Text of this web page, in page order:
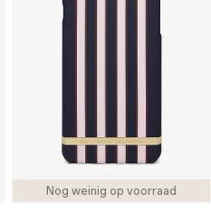
Nog weinig op voorraad